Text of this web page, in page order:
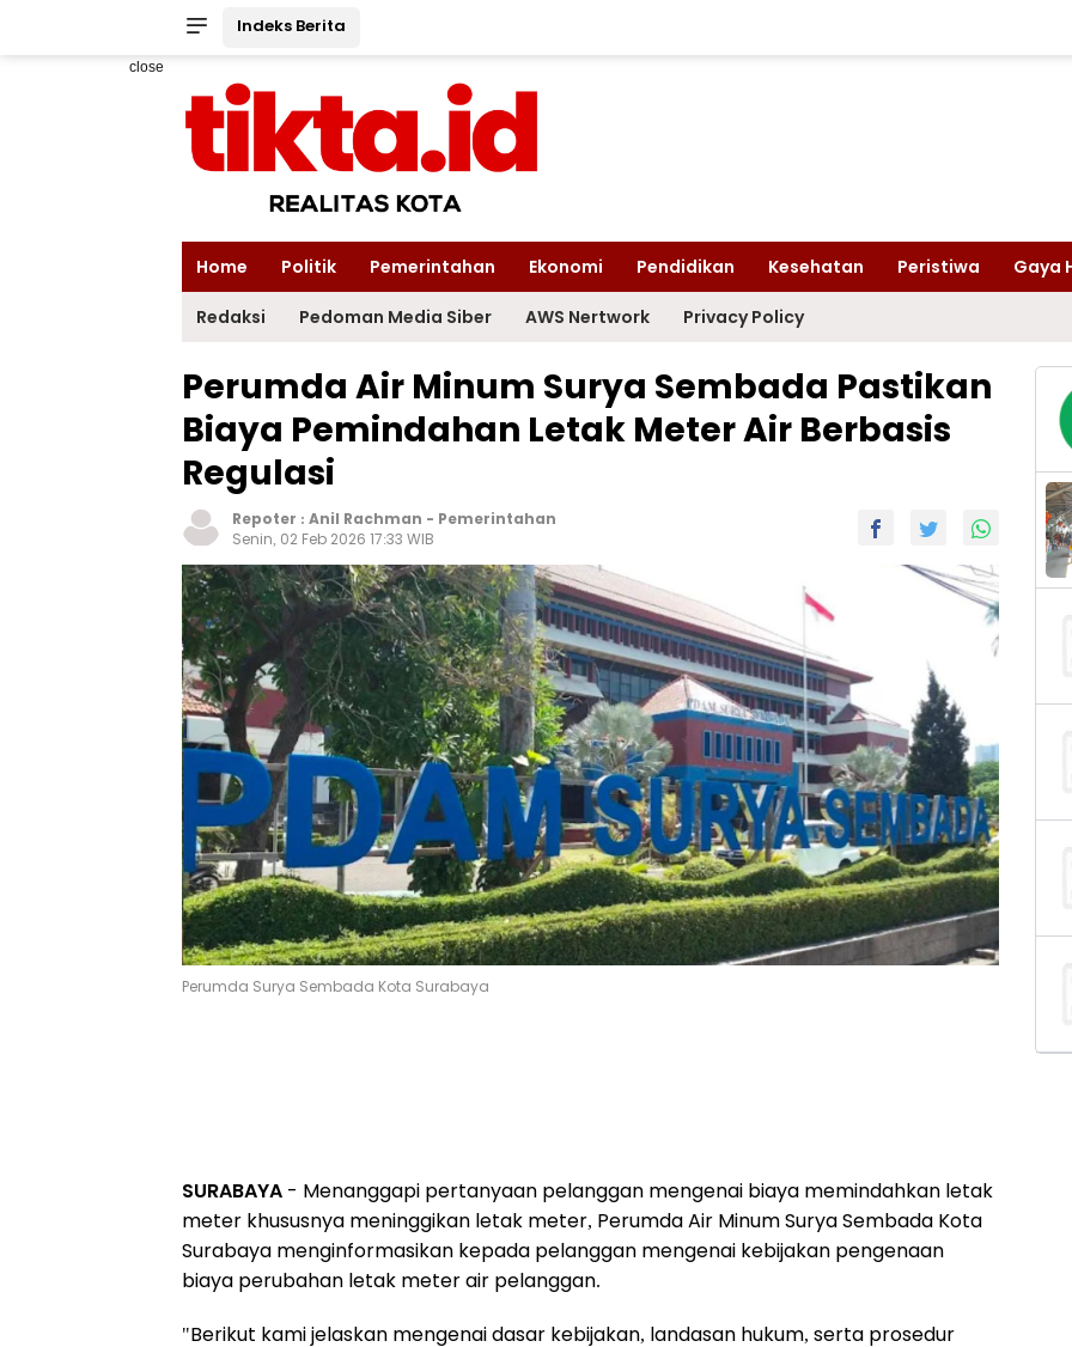
Indeks Berita
close
Home Politik Pemerintahan Ekonomi Pendidikan Kesehatan Peristiwa Gaya
Redaksi Pedoman Media Siber AWS Nertwork Privacy Policy
Perumda Air Minum Surya Sembada Pastikan
Biaya Pemindahan Letak Meter Air Berbasis
Regulasi
Repoter : Anil Rachman - Pemerintahan
Senin, 02 Feb 2026 17:33 WIB
Perumda Surya Sembada Kota Surabaya
SURABAYA - Menanggapi pertanyaan pelanggan mengenai biaya memindahkan letak
meter khususnya meninggikan letak meter, Perumda Air Minum Surya Sembada Kota
Surabaya menginformasikan kepada pelanggan mengenai kebijakan pengenaan
biaya perubahan letak meter air pelanggan.
"Berikut kami jelaskan mengenai dasar kebijakan, landasan hukum, serta prosedur